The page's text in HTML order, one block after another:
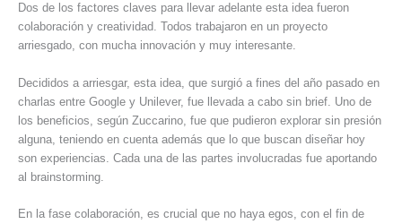
Dos de los factores claves para llevar adelante esta idea fueron
colaboración y creatividad. Todos trabajaron en un proyecto
arriesgado, con mucha innovación y muy interesante.
Decididos a arriesgar, esta idea, que surgió a fines del año pasado en
charlas entre Google y Unilever, fue llevada a cabo sin brief. Uno de
los beneficios, según Zuccarino, fue que pudieron explorar sin presión
alguna, teniendo en cuenta además que lo que buscan diseñar hoy
son experiencias. Cada una de las partes involucradas fue aportando
al brainstorming.
En la fase colaboración, es crucial que no haya egos, con el fin de